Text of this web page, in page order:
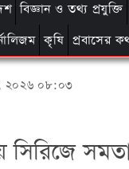
বিজ্ঞান ও তথ্য প্রযুক্তি
কৃষি প্রবাসের
২০২৬ ০৮:০৩